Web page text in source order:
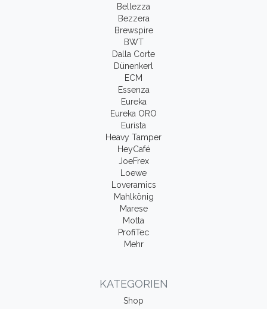
Bellezza
Bezzera
Brewspire
BWT
Dalla Corte
Dünenkerl
ECM
Essenza
Eureka
Eureka ORO
Eurista
Heavy Tamper
HeyCafé
JoeFrex
Loewe
Loveramics
Mahlkönig
Marese
Motta
ProfiTec
Mehr
KATEGORIEN
Shop